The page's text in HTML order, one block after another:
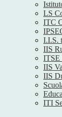
LS
ITC
I.I.S.
IIS
ITSE
IIS
IIS
ITI